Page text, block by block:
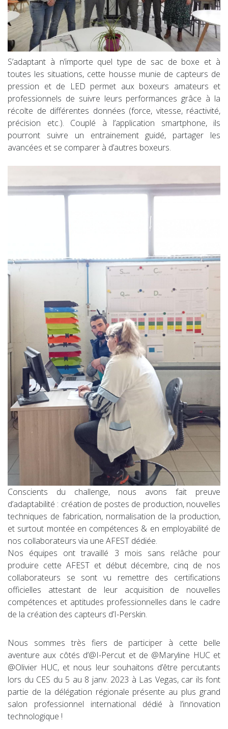
S’adaptant à n’importe quel type de sac de boxe et à
toutes les situations, cette housse munie de capteurs de
pression et de LED permet aux boxeurs amateurs et
professionnels de suivre leurs performances grâce à la
récolte de différentes données (force, vitesse, réactivité,
précision etc.). Couplé à l’application smartphone, ils
pourront suivre un entrainement guidé, partager les
avancées et se comparer à d’autres boxeurs.
Conscients du challenge, nous avons fait preuve
d’adaptabilité : création de postes de production, nouvelles
techniques de fabrication, normalisation de la production,
et surtout montée en compétences & en employabilité de
nos collaborateurs via une AFEST dédiée.
Nos équipes ont travaillé 3 mois sans relâche pour
produire cette AFEST et début décembre, cinq de nos
collaborateurs se sont vu remettre des certifications
officielles attestant de leur acquisition de nouvelles
compétences et aptitudes professionnelles dans le cadre
de la création des capteurs d’I-Perskin.
Nous sommes très fiers de participer à cette belle
aventure aux côtés d’@I-Percut et de @Maryline HUC et
@Olivier HUC, et nous leur souhaitons d’être percutants
lors du CES du 5 au 8 janv. 2023 à Las Vegas, car ils font
partie de la délégation régionale présente au plus grand
salon professionnel international dédié à l’innovation
technologique !